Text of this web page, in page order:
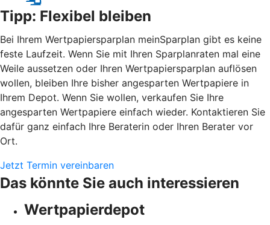
Tipp: Flexibel bleiben
Bei Ihrem Wertpapiersparplan meinSparplan gibt es keine
feste Laufzeit. Wenn Sie mit Ihren Sparplanraten mal eine
Weile aussetzen oder Ihren Wertpapiersparplan auflösen
wollen, bleiben Ihre bisher angesparten Wertpapiere in
Ihrem Depot. Wenn Sie wollen, verkaufen Sie Ihre
angesparten Wertpapiere einfach wieder. Kontaktieren Sie
dafür ganz einfach Ihre Beraterin oder Ihren Berater vor
Ort.
Jetzt Termin vereinbaren
Das könnte Sie auch interessieren
Wertpapierdepot